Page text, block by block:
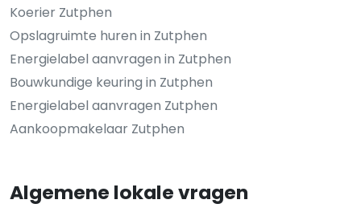
Koerier Zutphen
Opslagruimte huren in Zutphen
Energielabel aanvragen in Zutphen
Bouwkundige keuring in Zutphen
Energielabel aanvragen Zutphen
Aankoopmakelaar Zutphen
Algemene lokale vragen